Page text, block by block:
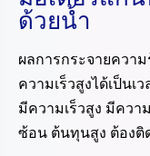
ด้วยน้ำ
ผลการกระจายควา
ความเร็วสูงได้เป็น
มีความเร็วสูง มีคว
ซ้อน ต้นทุนสูง ต้องติ